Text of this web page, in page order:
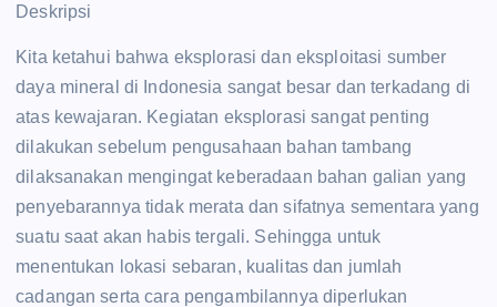
Deskripsi
Kita ketahui bahwa eksplorasi dan eksploitasi sumber
daya mineral di Indonesia sangat besar dan terkadang di
atas kewajaran. Kegiatan eksplorasi sangat penting
dilakukan sebelum pengusahaan bahan tambang
dilaksanakan mengingat keberadaan bahan galian yang
penyebarannya tidak merata dan sifatnya sementara yang
suatu saat akan habis tergali. Sehingga untuk
menentukan lokasi sebaran, kualitas dan jumlah
cadangan serta cara pengambilannya diperlukan